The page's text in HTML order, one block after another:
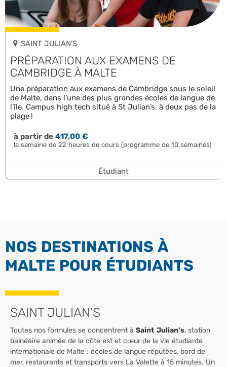
SAINT JULIAN’S
PRÉPARATION AUX EXAMENS DE
CAMBRIDGE À MALTE
Une préparation aux examens de Cambridge sous le soleil
de Malte, dans l’une des plus grandes écoles de langue de
l’île. Campus high tech situé à St Julian’s, à deux pas de la
plage !
à partir de417,00 €
la semaine de 22 heures de cours (programme de 10 semaines)
Étudiant
NOS DESTINATIONS À
MALTE POUR ÉTUDIANTS
SAINT JULIAN’S
Toutes nos formules se concentrent à Saint Julian’s, station
balnéaire animée de la côte est et cœur de la vie étudiante
internationale de Malte : écoles de langue réputées, bord de
mer, restaurants et transports vers La Valette à 15 minutes. Un